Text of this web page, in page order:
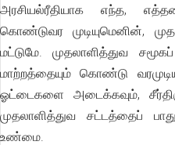
அரசியல்ரீதியாக எந்த,
கொண்டுவர முடியுமெனின்,
மட்டுமே. முதலாளித்துவ
மாற்றத்தையும் கொண்டு
ஓட்டைகளை அடைக்கவும்,
முதலாளித்துவ சட்டத்தைப்
உண்மை.